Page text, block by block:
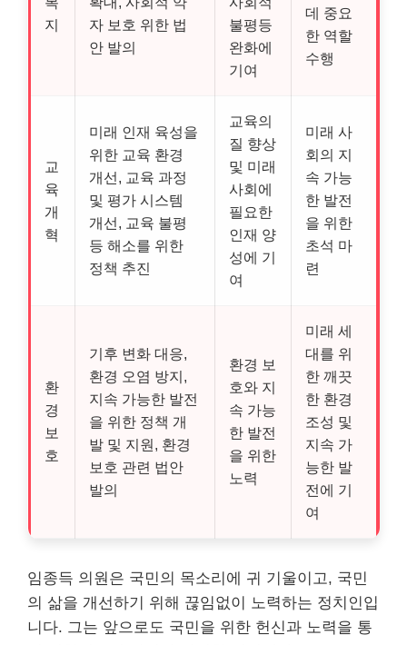
지
자 보호 위한 법
안 발의
불평등
완화에
기여
데 중요
한 역할
수행
교
육
개
혁
미래 인재 육성을
위한 교육 환경
개선, 교육 과정
및 평가 시스템
개선, 교육 불평
등 해소를 위한
정책 추진
교육의
질 향상
및 미래
사회에
필요한
인재 양
성에 기
여
미래 사
회의 지
속 가능
한 발전
을 위한
초석 마
련
환
경
보
호
기후 변화 대응,
환경 오염 방지,
지속 가능한 발전
을 위한 정책 개
발 및 지원, 환경
보호 관련 법안
발의
환경 보
호와 지
속 가능
한 발전
을 위한
노력
미래 세
대를 위
한 깨끗
한 환경
조성 및
지속 가
능한 발
전에 기
여
임종득 의원은 국민의 목소리에 귀 기울이고, 국민
의 삶을 개선하기 위해 끊임없이 노력하는 정치인입
니다. 그는 앞으로도 국민을 위한 헌신과 노력을 통